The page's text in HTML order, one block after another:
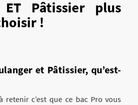
ET Pâtissier plus
!
et Pâtissier, qu’est-
retenir c’est que ce bac Pro vous